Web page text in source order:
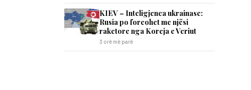
KIEV – Inteligjenca ukrainase:
Rusia po forcohet me njësi
raketore nga Koreja e Veriut
3 orë më parë